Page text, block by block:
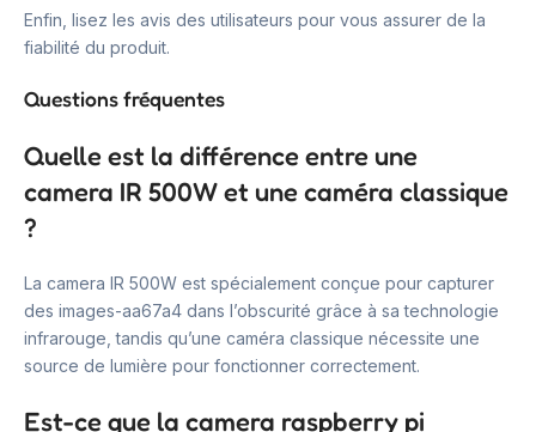
Enfin, lisez les avis des utilisateurs pour vous assurer de la
fiabilité du produit.
Questions fréquentes
Quelle est la différence entre une
camera IR 500W et une caméra classique
?
La camera IR 500W est spécialement conçue pour capturer
des images-aa67a4 dans l’obscurité grâce à sa technologie
infrarouge, tandis qu’une caméra classique nécessite une
source de lumière pour fonctionner correctement.
Est-ce que la camera raspberry pi